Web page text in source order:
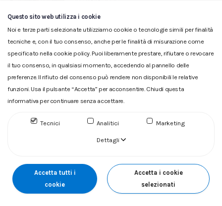
Glossario|Privacy|Cookie|Reclamo
fiscale 00304790538 (P.IVA) già iscritta al n.10.029 - Capitale
Questo sito web utilizza i cookie
Noi e terze parti selezionate utilizziamo cookie o tecnologie simili per finalità
tecniche e, con il tuo consenso, anche per le finalità di misurazione come
specificato nella cookie policy. Puoi liberamente prestare, rifiutare o revocare
il tuo consenso, in qualsiasi momento, accedendo al pannello delle
preferenze. Il rifiuto del consenso può rendere non disponibili le relative
funzioni. Usa il pulsante “Accetta” per acconsentire. Chiudi questa
informativa per continuare senza accettare.
Tecnici Analitici Marketing
Dettagli
Accetta tutti i
cookie
Accetta i cookie
selezionati